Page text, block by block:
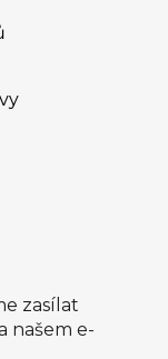
zasílat
našem e-